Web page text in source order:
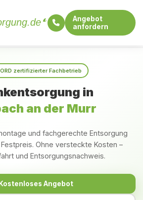
Angebot
anfordern
zertifizierter Fachbetrieb
in
an der Murr
und fachgerechte Entsorgung
Ohne versteckte Kosten –
und Entsorgungsnachweis.
Angebot